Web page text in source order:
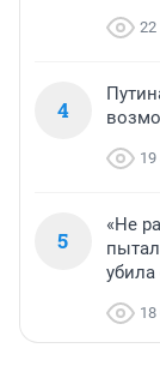
22
4
19
5
«Не
убила
18